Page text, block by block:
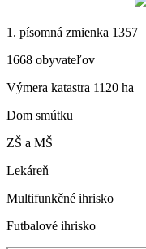
1. písomná zmienka 1357
1668 obyvateľov
Výmera katastra 1120 ha
Dom smútku
ZŠ a MŠ
Lekáreň
Multifunkčné ihrisko
Futbalové ihrisko